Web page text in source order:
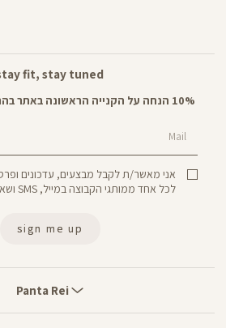
Rei
Panta Rei
fit, stay tuned
10% הנחה על הקנייה הראשונה באתר בהרשמה לניוזלטר שלנו
Mail
אני מאשר/ת לקבל מבצעים, עדכונים
לכל אחד ממותגי הקבוצה במייל, SMS ושאר ערוצי המדיה.
sign me up